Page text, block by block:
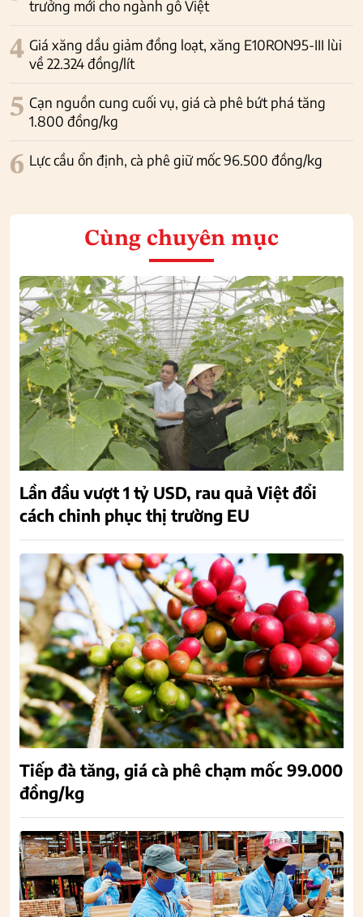
trưởng mới cho ngành gỗ Việt
4 Giá xăng dầu giảm đồng loạt, xăng E10RON95-III lùi
về 22.324 đồng/lít
5 Cạn nguồn cung cuối vụ, giá cà phê bứt phá tăng
1.800 đồng/kg
6 Lực cầu ổn định, cà phê giữ mốc 96.500 đồng/kg
Cùng chuyên mục
Lần đầu vượt 1 tỷ USD, rau quả Việt đổi
cách chinh phục thị trường EU
Tiếp đà tăng, giá cà phê chạm mốc 99.000
đồng/kg